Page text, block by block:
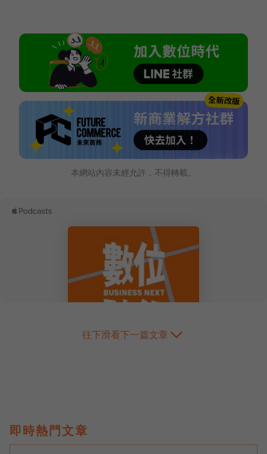
本網站內容未經允許，不得轉載。
往下滑看下一篇文章
即時熱門文章